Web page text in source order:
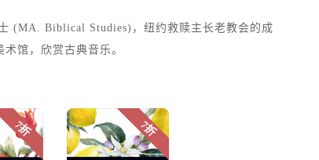
(MA. Biblical Studies)，纽约救赎主长老教会的成
馆，欣赏古典音乐。